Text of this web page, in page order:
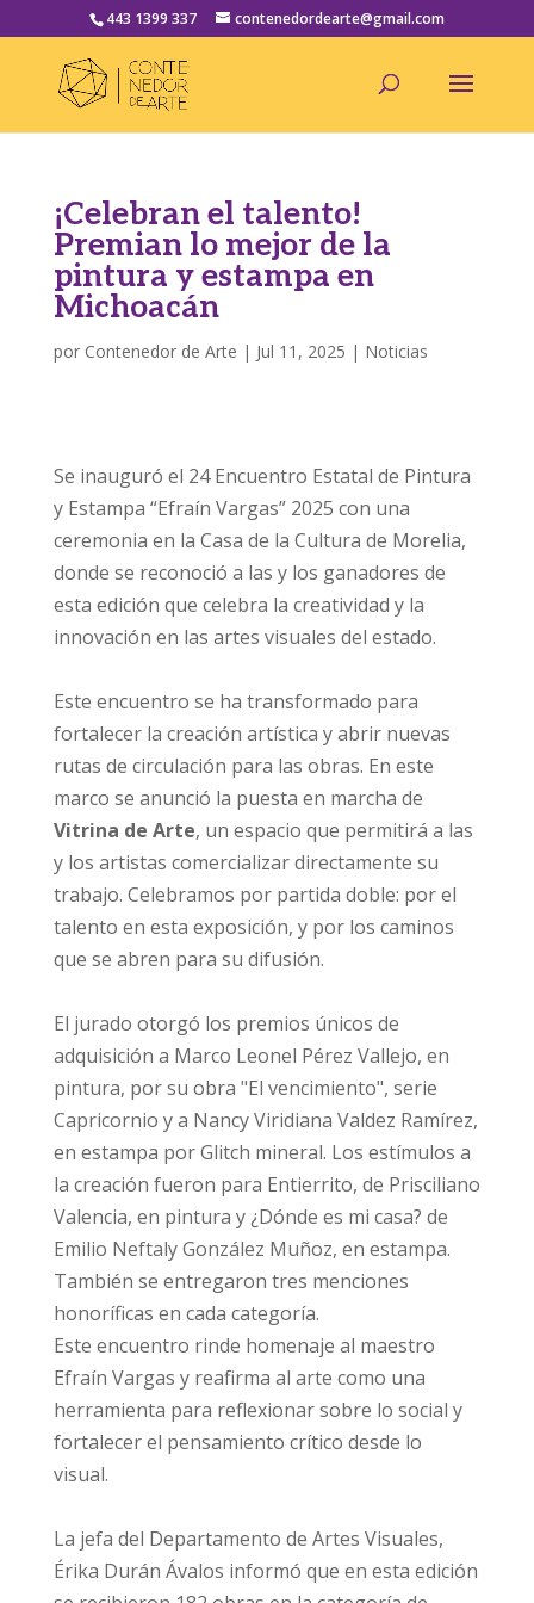
443 1399 337 contenedordearte@gmail.com
¡Celebran el talento!
Premian lo mejor de la
pintura y estampa en
Michoacán
por Contenedor de Arte | Jul 11, 2025 | Noticias
Se inauguró el 24 Encuentro Estatal de Pintura
y Estampa “Efraín Vargas” 2025 con una
ceremonia en la Casa de la Cultura de Morelia,
donde se reconoció a las y los ganadores de
esta edición que celebra la creatividad y la
innovación en las artes visuales del estado.
Este encuentro se ha transformado para
fortalecer la creación artística y abrir nuevas
rutas de circulación para las obras. En este
marco se anunció la puesta en marcha de
Vitrina de Arte, un espacio que permitirá a las
y los artistas comercializar directamente su
trabajo. Celebramos por partida doble: por el
talento en esta exposición, y por los caminos
que se abren para su difusión.
El jurado otorgó los premios únicos de
adquisición a Marco Leonel Pérez Vallejo, en
pintura, por su obra "El vencimiento", serie
Capricornio y a Nancy Viridiana Valdez Ramírez,
en estampa por Glitch mineral. Los estímulos a
la creación fueron para Entierrito, de Prisciliano
Valencia, en pintura y ¿Dónde es mi casa? de
Emilio Neftaly González Muñoz, en estampa.
También se entregaron tres menciones
honoríficas en cada categoría.
Este encuentro rinde homenaje al maestro
Efraín Vargas y reafirma al arte como una
herramienta para reflexionar sobre lo social y
fortalecer el pensamiento crítico desde lo
visual.
La jefa del Departamento de Artes Visuales,
Érika Durán Ávalos informó que en esta edición